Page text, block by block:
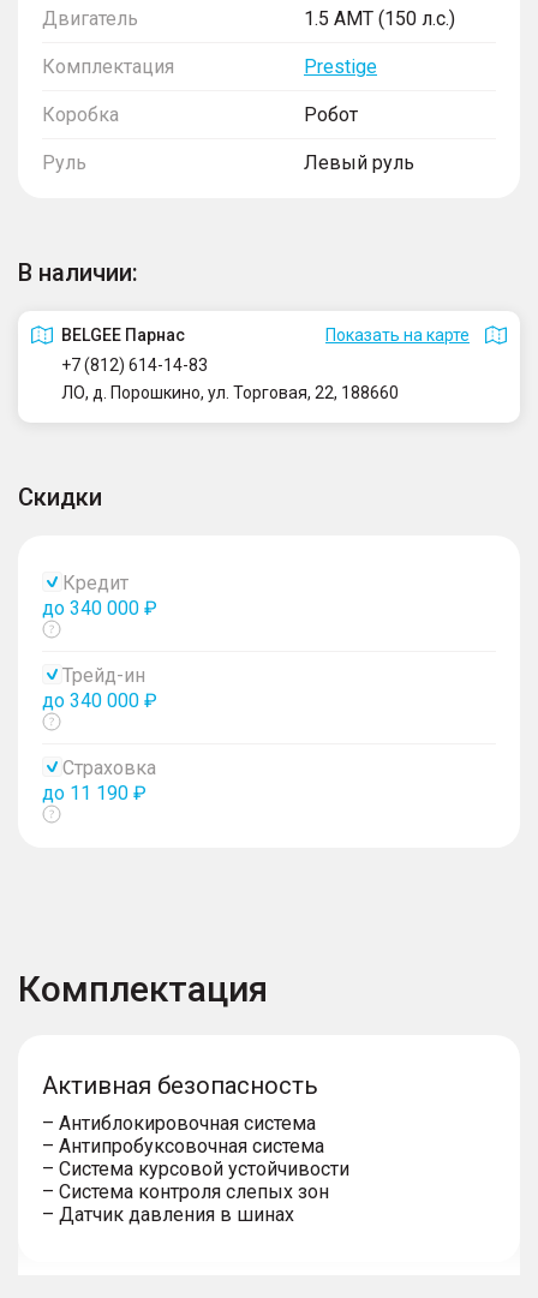
Двигатель 1.5 AMT (150 л.с.)
Комплектация Prestige
Коробка Робот
Руль Левый руль
В наличии:
BELGEE Парнас
Показать на карте
+7 (812) 614-14-83
ЛО, д. Порошкино, ул. Торговая, 22, 188660
Скидки
Кредит
до 340 000 ₽
Показать
Трейд-ин
до 340 000 ₽
Показать
Страховка
до 11 190 ₽
Показать
Комплектация
Активная безопасность
– Антиблокировочная система
– Антипробуксовочная система
– Система курсовой устойчивости
– Система контроля слепых зон
– Датчик давления в шинах